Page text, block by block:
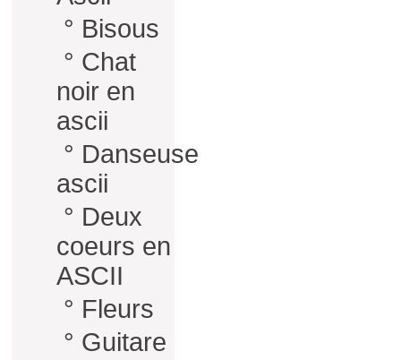
° Bisous
° Chat
noir en
ascii
° Danseuse
ascii
° Deux
coeurs en
ASCII
° Fleurs
° Guitare